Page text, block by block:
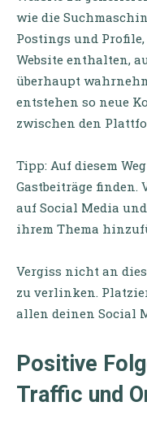
wie die
Postings und
Website enthalten,
überhaupt
entstehen so neue
zwischen den
Tipp: Auf diesem
Gastbeiträge finden.
auf Social Media
ihrem Thema
Vergiss nicht an
zu verlinken.
allen deinen Social
Positive
Traffic und